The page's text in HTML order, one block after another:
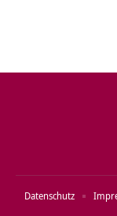
Datenschutz